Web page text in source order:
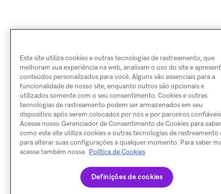
Este site utiliza cookies e outras tecnologias de rastreamento, que
melhoram sua experiência na web, analisam o uso do site e
conteúdos personalizados para você. Alguns são essenciais para a
funcionalidade de nosso site, enquanto outros são opcionais e
utilizados somente com o seu consentimento. Cookies e outras
tecnologias de rastreamento podem ser armazenados em seu
dispositivo após serem colocados por nós e por parceiros
Acesse nosso Gerenciador de Consentimento de Cookies para
como este site utiliza cookies e outras tecnologias de rastreamento
para alterar suas configurações a qualquer momento. Para saber
acesse também nossa Política de Cookies
Definições de cookies